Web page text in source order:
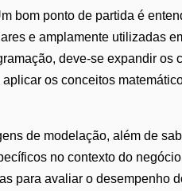
bom ponto de partida é
e amplamente utilizadas
deve-se expandir os
os conceitos
de modelação, além de
no contexto do
para avaliar o desempenho